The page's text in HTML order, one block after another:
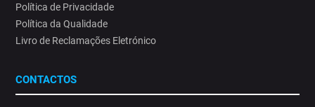
Política de Privacidade
Política da Qualidade
Livro de Reclamações Eletrónico
CONTACTOS